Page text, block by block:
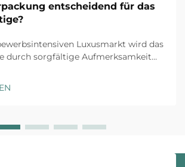
entscheidend für das
Luxusmarkt wird das
durch sorgfältige Aufmerksamkeit
Interaktion zwischen Ihrer Marke und